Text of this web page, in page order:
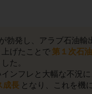
勃発し、アラブ石油輸
げたことで 第１次石
た。
ンフレと大幅な不況
成長 となり、これを機